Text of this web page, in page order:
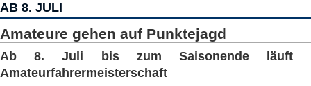
AB 8. JULI
Amateure gehen auf Punktejagd
Ab 8. Juli bis zum Saisonende läuft
Amateurfahrermeisterschaft